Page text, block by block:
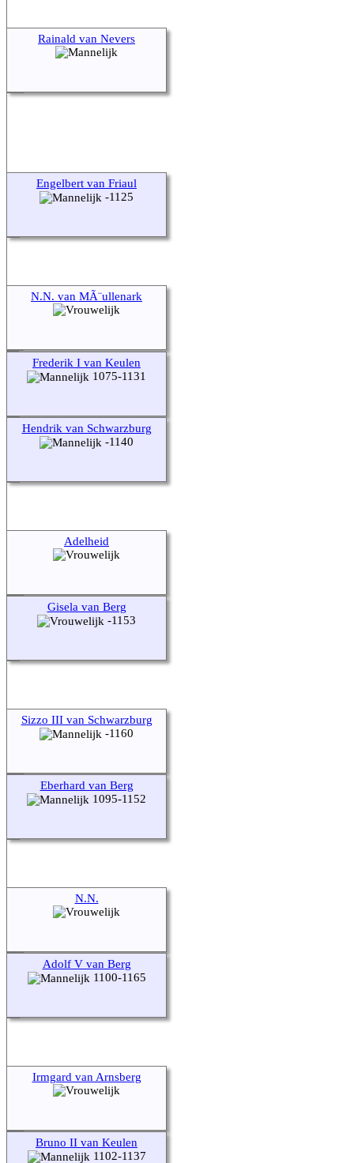
Rainald van Nevers
Engelbert van Friaul
-1125
N.N. van MÃ¨ullenark
Frederik I van Keulen
1075-1131
Hendrik van Schwarzburg
-1140
Adelheid
Gisela van Berg
-1153
Sizzo III van Schwarzburg
-1160
Eberhard van Berg
1095-1152
N.N.
Adolf V van Berg
1100-1165
Irmgard van Arnsberg
Bruno II van Keulen
1102-1137